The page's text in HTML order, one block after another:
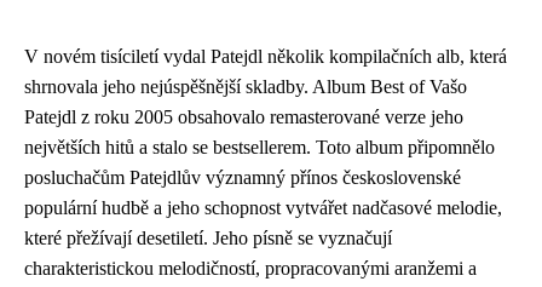
V novém tisíciletí vydal Patejdl několik kompilačních alb, která
shrnovala jeho nejúspěšnější skladby. Album Best of Vašo
Patejdl z roku 2005 obsahovalo remasterované verze jeho
největších hitů a stalo se bestsellerem. Toto album připomnělo
posluchačům Patejdlův významný přínos československé
populární hudbě a jeho schopnost vytvářet nadčasové melodie,
které přežívají desetiletí. Jeho písně se vyznačují
charakteristickou melodičností, propracovanými aranžemi a